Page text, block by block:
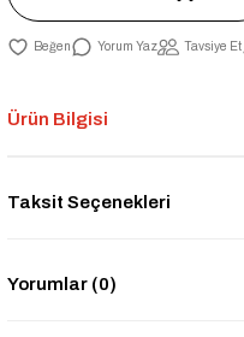
Yorum Yaz Tavsiye Et
Ürün Bilgisi
Taksit Seçenekleri
Yorumlar (0)